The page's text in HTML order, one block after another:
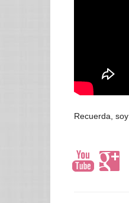
Recuerda, soy